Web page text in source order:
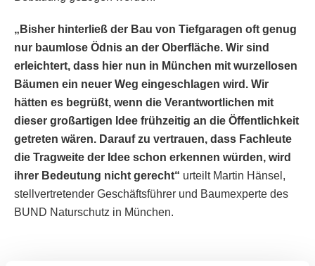
„Bisher hinterließ der Bau von Tiefgaragen oft genug
nur baumlose Ödnis an der Oberfläche. Wir sind
erleichtert, dass hier nun in München mit wurzellosen
Bäumen ein neuer Weg eingeschlagen wird. Wir
hätten es begrüßt, wenn die Verantwortlichen mit
dieser großartigen Idee frühzeitig an die Öffentlichkeit
getreten wären. Darauf zu vertrauen, dass Fachleute
die Tragweite der Idee schon erkennen würden, wird
ihrer Bedeutung nicht gerecht“ urteilt Martin Hänsel,
stellvertretender Geschäftsführer und Baumexperte des
BUND Naturschutz in München.